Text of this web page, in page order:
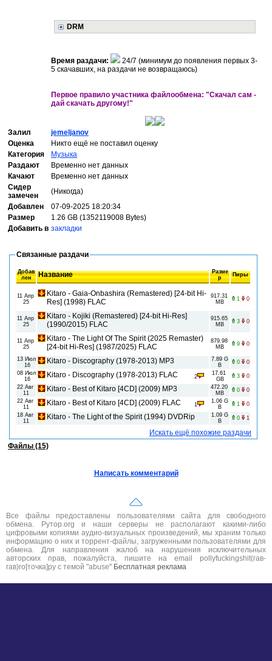
DRM
Время раздачи:
24/7 (минимум до появления первых 3-
5 скачавших, на раздачи не возвращаюсь)
Первое правило участника файлообмена: "Скачал сам -
дай скачать другому!"
Залил
jemeljanov
Оценка
Никто ещё не поставил оценку
Категория
Музыка
Раздают
Временно нет данных
Качают
Временно нет данных
Сидер
замечен
(Никогда)
Добавлен
07-09-2025 18:20:34
Размер
1.26 GB (1352119008 Bytes)
Добавить в закладки
Связанные раздачи
Добав
лен
Название
Разме
р
Пиры
11 Апр
25
Kitaro - Gaia-Onbashira (Remastered) [24-bit Hi-
Res] (1998) FLAC
917.31
MB
1 0
11 Апр
25
Kitaro - Kojiki (Remastered) [24-bit Hi-Res]
(1990/2015) FLAC
915.65
MB
3 0
11 Апр
25
Kitaro - The Light Of The Spirit (2025 Remaster)
[24-bit Hi-Res] (1987/2025) FLAC
879.98
MB
9 0
13 Июл
16
Kitaro - Discography (1978-2013) МР3
7.89 G
B
0
0
08 Июл
16
Kitaro - Discography (1978-2013) FLAC 2
17.61
GB
3
0
22 Авг
11
Kitaro - Best of Kitaro [4CD] (2009) MP3
472.20
MB
0
0
22 Авг
11
Kitaro - Best of Kitaro [4CD] (2009) FLAC 1
1.06 G
B
1
0
18 Авг
11
Kitaro - The Light of the Spirit (1994) DVDRip
1.09 G
B
0 1
Искать ещё похожие раздачи
Файлы (15)
Написать комментарий
Все файлы предоставлены пользователями сайта для свободного
обмена. Рутор.org и наши серверы не располагают какими-либо
цифровыми копиями аудио-визуальных произведений, мы храним только
информацию о них и торрент-файлы, загруженными пользователями для
обмена. Для направления жалоб на нарушения исключительных
авторских прав, пожалуйста, пишите на email pollyfuckingshit(гав-
гав)ro[точка]ру с темой "abuse" Бесплатная реклама